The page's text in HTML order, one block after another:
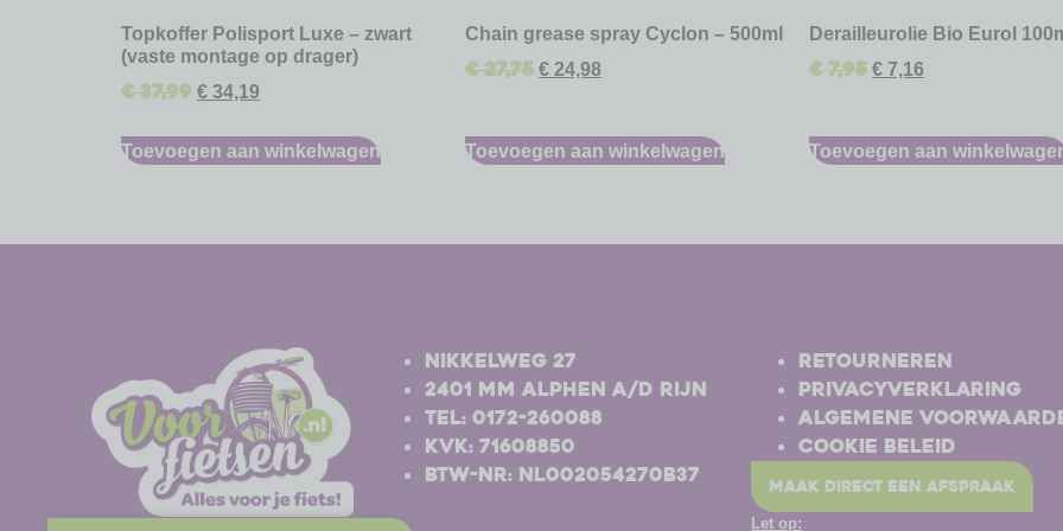
Topkoffer Polisport Luxe – zwart
(vaste montage op drager)
€37,99 € 34,19
Toevoegen aan winkelwagen
Chain grease spray Cyclon – 500ml
€27,75 € 24,98
Toevoegen aan winkelwagen
Derailleurolie Bio Eurol
€7,95 € 7,16
Toevoegen aan
Nikkelweg 27
2401 MM Alphen a/d Rijn
Tel: 0172-260088
Kvk: 71608850
BTW-nr: NL002054270B37
Retourneren
Privacyverklaring
Algemene
Cookie beleid
maak direct een afspraak
Let op: